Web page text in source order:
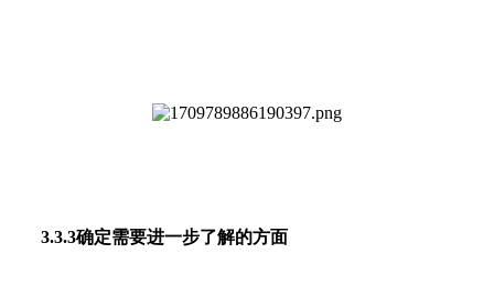
3.3.3确定需要进一步了解的方面